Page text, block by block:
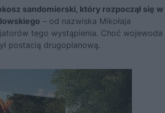
sandomierski, który rozpoczął się
– od nazwiska Mikołaja
tego wystąpienia. Choć wojewoda
postacią drugoplanową.